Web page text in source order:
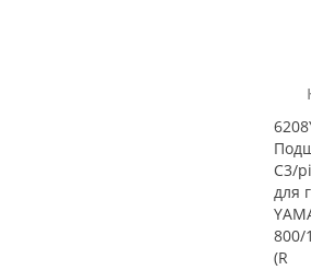
С3/
для
800/
(R